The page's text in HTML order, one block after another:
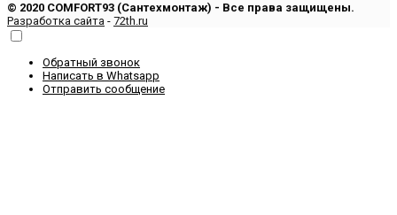
© 2020 COMFORT93 (Сантехмонтаж) - Все права защищены.
Разработка сайта - 72th.ru
Обратный звонок
Написать в Whatsapp
Отправить сообщение